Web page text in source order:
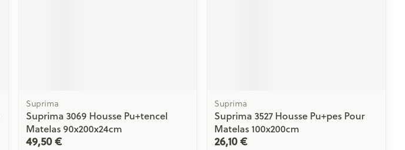
Suprima
Suprima 3069 Housse Pu+tencel
Matelas 90x200x24cm
49,50 €
Suprima
Suprima 3527 Housse Pu+pes Pour
Matelas 100x200cm
26,10 €